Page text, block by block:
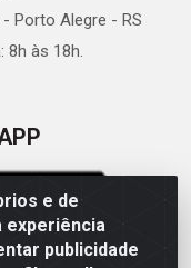
e de
experiência
publicidade
Porto Alegre - RS
8h às 18h.